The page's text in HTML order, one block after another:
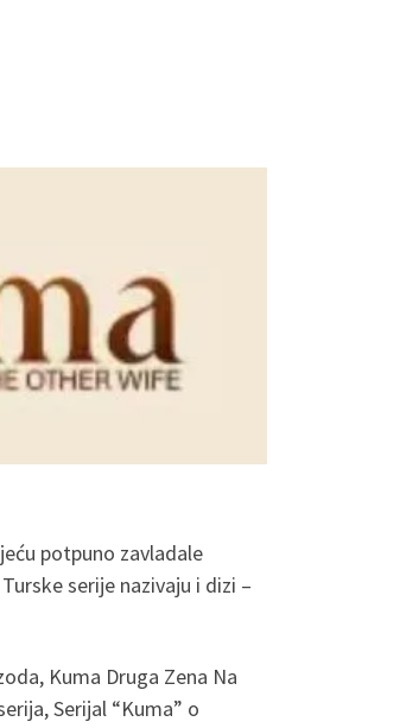
potpuno zavladale
serije nazivaju i dizi –
Kuma Druga Zena Na
Serijal “Kuma” o